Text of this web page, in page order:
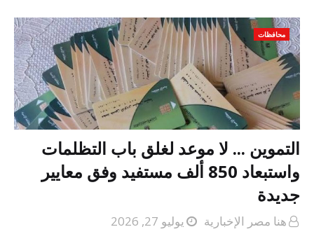
محافظات
التموين ... لا موعد لغلق باب التظلمات
واستبعاد 850 ألف مستفيد وفق معايير
جديدة
هنا مصر الإخبارية
يوليو 27, 2026